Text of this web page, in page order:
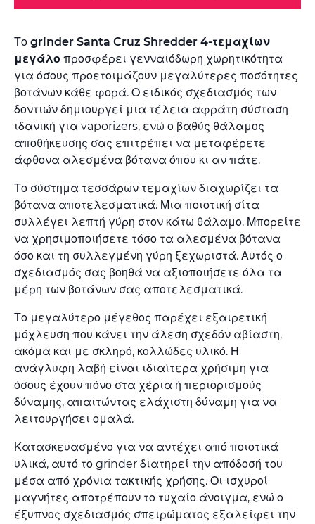
Το grinder Santa Cruz Shredder 4-τεμαχίων
μεγάλο προσφέρει γενναιόδωρη χωρητικότητα
για όσους προετοιμάζουν μεγαλύτερες ποσότητες
βοτάνων κάθε φορά. Ο ειδικός σχεδιασμός των
δοντιών δημιουργεί μια τέλεια αφράτη σύσταση
ιδανική για vaporizers, ενώ ο βαθύς θάλαμος
αποθήκευσης σας επιτρέπει να μεταφέρετε
άφθονα αλεσμένα βότανα όπου κι αν πάτε.
Το σύστημα τεσσάρων τεμαχίων διαχωρίζει τα
βότανα αποτελεσματικά. Μια ποιοτική σίτα
συλλέγει λεπτή γύρη στον κάτω θάλαμο. Μπορείτε
να χρησιμοποιήσετε τόσο τα αλεσμένα βότανα
όσο και τη συλλεγμένη γύρη ξεχωριστά. Αυτός ο
σχεδιασμός σας βοηθά να αξιοποιήσετε όλα τα
μέρη των βοτάνων σας αποτελεσματικά.
Το μεγαλύτερο μέγεθος παρέχει εξαιρετική
μόχλευση που κάνει την άλεση σχεδόν αβίαστη,
ακόμα και με σκληρό, κολλώδες υλικό. Η
ανάγλυφη λαβή είναι ιδιαίτερα χρήσιμη για
όσους έχουν πόνο στα χέρια ή περιορισμούς
δύναμης, απαιτώντας ελάχιστη δύναμη για να
λειτουργήσει ομαλά.
Κατασκευασμένο για να αντέχει από ποιοτικά
υλικά, αυτό το grinder διατηρεί την απόδοσή του
μέσα από χρόνια τακτικής χρήσης. Οι ισχυροί
μαγνήτες αποτρέπουν το τυχαίο άνοιγμα, ενώ ο
έξυπνος σχεδιασμός σπειρώματος εξαλείφει την